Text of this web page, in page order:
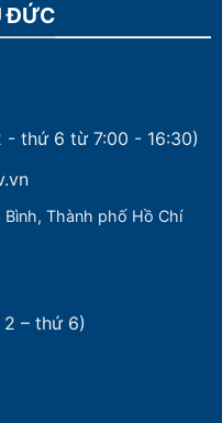
ĐỨC
- thứ 6 từ 7:00 - 16:30)
Thành phố Hồ Chí
– thứ 6)